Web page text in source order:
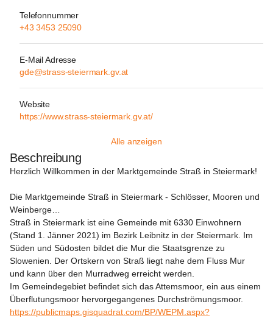
Telefonnummer
+43 3453 25090
E-Mail Adresse
gde@strass-steiermark.gv.at
Website
https://www.strass-steiermark.gv.at/
Alle anzeigen
Beschreibung
Herzlich Willkommen in der Marktgemeinde Straß in Steiermark!
Die Marktgemeinde Straß in Steiermark - Schlösser, Mooren und
Weinberge…
Straß in Steiermark ist eine Gemeinde mit 6330 Einwohnern
(Stand 1. Jänner 2021) im Bezirk Leibnitz in der Steiermark. Im
Süden und Südosten bildet die Mur die Staatsgrenze zu
Slowenien. Der Ortskern von Straß liegt nahe dem Fluss Mur
und kann über den Murradweg erreicht werden.
Im Gemeindegebiet befindet sich das Attemsmoor, ein aus einem
https://publicmaps.gisquadrat.com/BP/WEPM.aspx?